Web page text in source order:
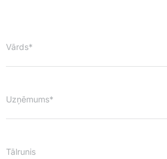
Vārds*
Uzņēmums*
Tālrunis